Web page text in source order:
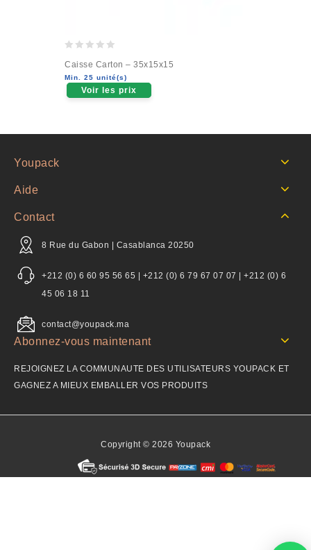
out
of
5
Caisse Carton – 35x15x15
Min. 25 unité(s)
Voir les prix
Youpack
Aide
Contact
8 Rue du Gabon | Casablanca 20250
+212 (0) 6 60 95 56 65 | +212 (0) 6 79 67 07 07 | +212 (0) 6
45 06 18 11
contact@youpack.ma
Abonnez-vous maintenant
REJOIGNEZ LA COMMUNAUTE DES UTILISATEURS YOUPACK ET
GAGNEZ A MIEUX EMBALLER VOS PRODUITS
Copyright © 2026 Youpack